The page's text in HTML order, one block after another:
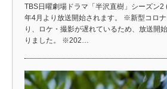
TBS日曜劇場ドラマ「半沢直樹」シーズン
年4月より放送開始されます。 ※新型コロ
り、ロケ・撮影が遅れているため、放送開
りました。 ※202…